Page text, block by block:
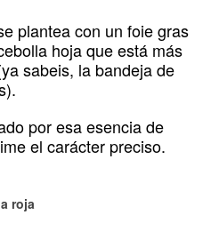
plantea con un foie gras
hoja que está más
sabeis, la bandeja de
por esa esencia de
el carácter preciso.
roja